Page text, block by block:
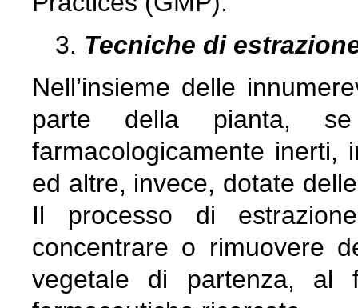
Tecniche di
Nell’insieme delle
parte della pianta,
farmacologicamente inerti,
ed altre, invece, dotate
Il processo di
concentrare o rimuovere
vegetale di partenza, al